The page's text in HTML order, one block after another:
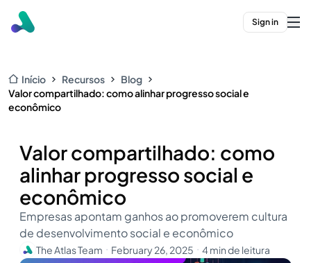
Sign in
Início Recursos
Blog
Valor compartilhado: como alinhar progresso social e
econômico
Valor compartilhado: como
alinhar progresso social e
econômico
Empresas apontam ganhos ao promoverem cultura
de desenvolvimento social e econômico
The Atlas Team ・ February 26, 2025 ・ 4 min de leitura